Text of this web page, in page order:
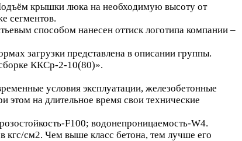
крышки люка на необходимую высоту от
сегментов.
способом нанесен оттиск логотипа компании –
загрузки представлена в описании группы.
ККСр-2-10(80)».
условия эксплуатации, железобетонные
на длительное время свои технические
F100; водонепроницаемость-W4.
кгс/см2. Чем выше класс бетона, тем лучше его